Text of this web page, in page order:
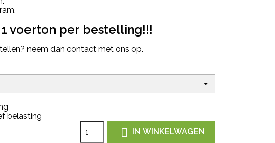
voerton per bestelling!!!
neem dan contact met ons op.
belasting
 IN WINKELWAGEN